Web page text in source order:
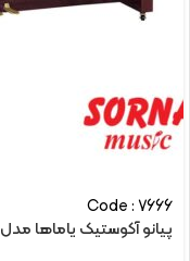
Code : 7666
پیانو آکوستیک یاماها مدل U1J PM